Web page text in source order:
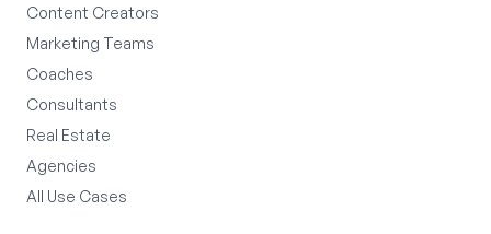
Content Creators
Marketing Teams
Coaches
Consultants
Real Estate
Agencies
All Use Cases